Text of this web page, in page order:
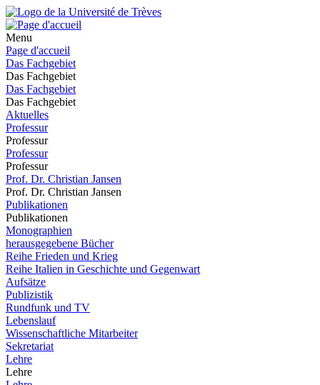
Menu
Page d'accueil
Das Fachgebiet
Das Fachgebiet
Das Fachgebiet
Das Fachgebiet
Aktuelles
Professur
Professur
Professur
Professur
Prof. Dr. Christian Jansen
Prof. Dr. Christian Jansen
Publikationen
Publikationen
Monographien
herausgegebene Bücher
Reihe Frieden und Krieg
Reihe Italien in Geschichte und Gegenwart
Aufsätze
Publizistik
Rundfunk und TV
Lebenslauf
Wissenschaftliche Mitarbeiter
Sekretariat
Lehre
Lehre